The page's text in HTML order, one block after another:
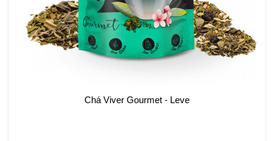
Chá Viver Gourmet - Leve